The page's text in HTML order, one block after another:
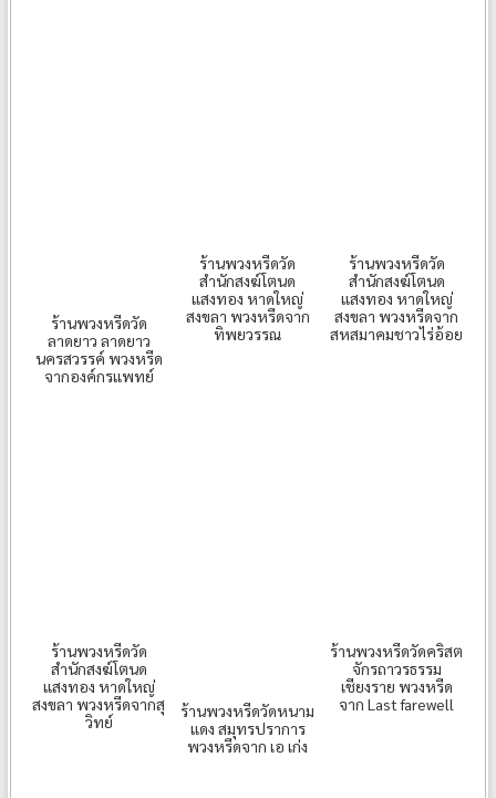
ร้านพวงหรีดวัด
ลาดยาว ลาดยาว
นครสวรรค์ พวงหรีด
จากองค์กรแพทย์
ร้านพวงหรีดวัด
สำนักสงฆ์โตนด
แสงทอง หาดใหญ่
สงขลา พวงหรีดจาก
ทิพยวรรณ
ร้านพวงหรีดวัด
สำนักสงฆ์โตนด
แสงทอง หาดใหญ่
สงขลา พวงหรีดจาก
สหสมาคมชาวไร่อ้อย
ร้านพวงหรีดวัด
สำนักสงฆ์โตนด
แสงทอง หาดใหญ่
สงขลา พวงหรีดจากสุ
วิทย์
ร้านพวงหรีดวัดหนาม
แดง สมุทรปราการ
พวงหรีดจาก เอ เก่ง
ร้านพวงหรีดวัดคริสต
จักรถาวรธรรม
เชียงราย พวงหรีด
จาก Last farewell